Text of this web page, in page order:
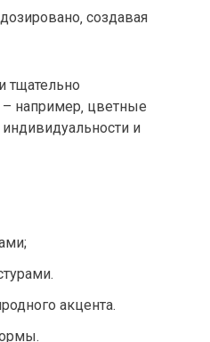
создавая
тщательно
например‚ цветные
и
акцента.